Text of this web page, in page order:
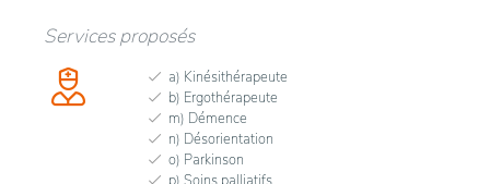
Services proposés
a) Kinésithérapeute
b) Ergothérapeute
m) Démence
n) Désorientation
o) Parkinson